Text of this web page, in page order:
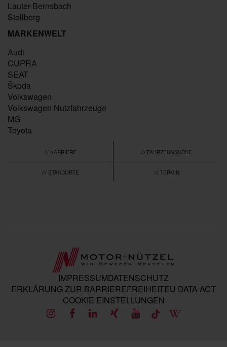
Lauter-Bernsbach
Stollberg
MARKENWELT
Audi
CUPRA
SEAT
Škoda
Volkswagen
Volkswagen Nutzfahrzeuge
MG
Toyota
/// KARRIERE /// FAHRZEUGSUCHE
/// STANDORTE /// TERMIN
IMPRESSUMDATENSCHUTZ
ERKLÄRUNG ZUR BARRIEREFREIHEITEU DATA ACT
COOKIE EINSTELLUNGEN